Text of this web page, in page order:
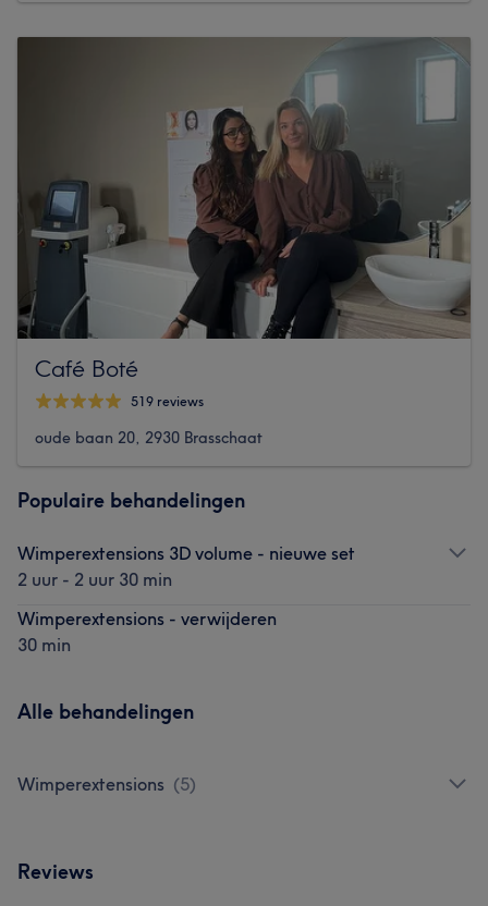
Café Boté
519 reviews
oude baan 20, 2930 Brasschaat
Populaire behandelingen
Wimperextensions 3D volume - nieuwe set
2 uur - 2 uur 30 min
Wimperextensions - verwijderen
30 min
Alle behandelingen
Wimperextensions (5)
Reviews